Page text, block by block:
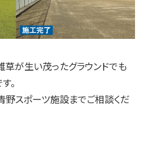
が生い茂ったグラウンドでも
。
スポーツ施設までご相談くだ